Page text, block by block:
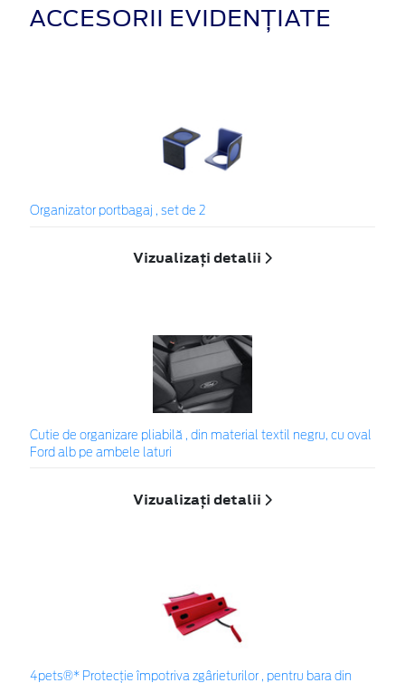
ACCESORII EVIDENȚIATE
Organizator portbagaj , set de 2
Vizualizați detalii
Cutie de organizare pliabilă , din material textil negru, cu oval
Ford alb pe ambele laturi
Vizualizați detalii
4pets®* Protecție împotriva zgârieturilor , pentru bara din